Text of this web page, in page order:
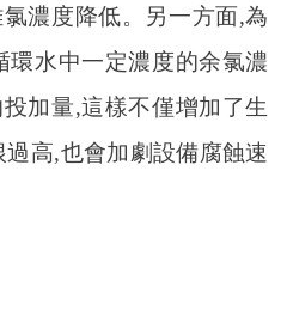
濃度降低。另一方面,為
環水中一定濃度的余氯濃
加量,這樣不僅增加了生
高,也會加劇設備腐蝕速